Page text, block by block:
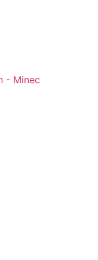
- Minec